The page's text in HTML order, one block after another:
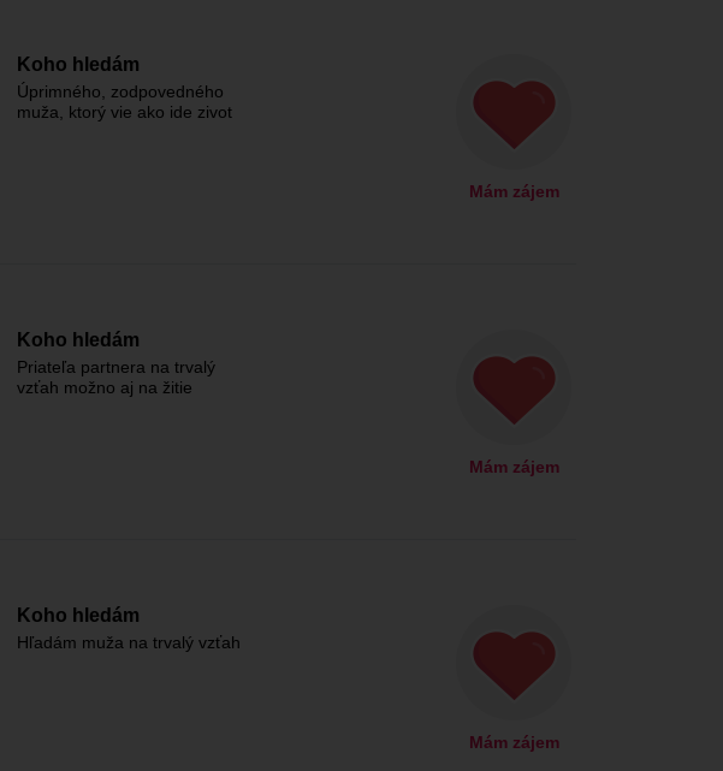
Koho hledám
Úprimného, zodpovedného
muža, ktorý vie ako ide zivot
Mám zájem
Koho hledám
Priateľa partnera na trvalý
vzťah možno aj na žitie
Mám zájem
Koho hledám
Hľadám muža na trvalý vzťah
Mám zájem